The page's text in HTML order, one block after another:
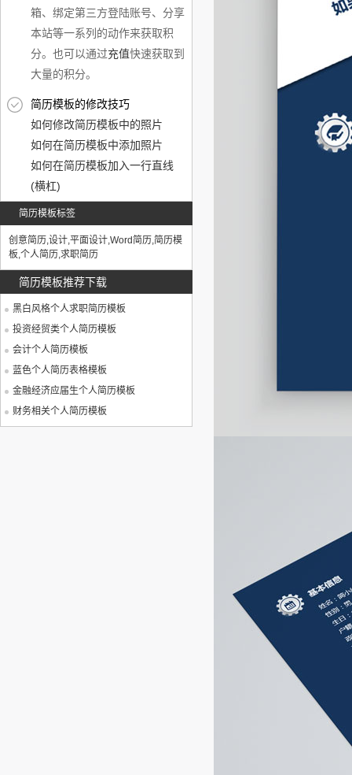
箱、绑定第三方登陆账号、分享
本站等一系列的动作来获取积
分。也可以通过充值快速获取到
大量的积分。
简历模板的修改技巧
如何修改简历模板中的照片
如何在简历模板中添加照片
如何在简历模板加入一行直线
(横杠)
简历模板标签
创意简历,设计,平面设计,Word简历,简历模
板,个人简历,求职简历
简历模板推荐下载
黑白风格个人求职简历模板
投资经贸类个人简历模板
会计个人简历模板
蓝色个人简历表格模板
金融经济应届生个人简历模板
财务相关个人简历模板